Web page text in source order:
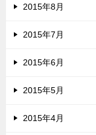
2015年8月
2015年7月
2015年6月
2015年5月
2015年4月